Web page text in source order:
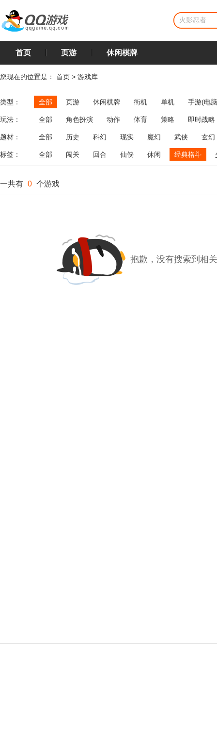
首页 页游 休闲棋牌
您现在的位置是： 首页 > 游戏库
类型： 全部 页游 休闲棋牌 街机 单机 手游(电
玩法： 全部 角色扮演 动作 体育 策略
即时战略
飞行
恋爱 第三人称射击 棋类 牌类 麻将
题材： 全部 历史 科幻 现实 魔幻 武侠 玄幻
标签： 全部 闯关 回合 仙侠 休闲 经典格斗
一共有 0 个游戏
抱歉，没有搜索到相